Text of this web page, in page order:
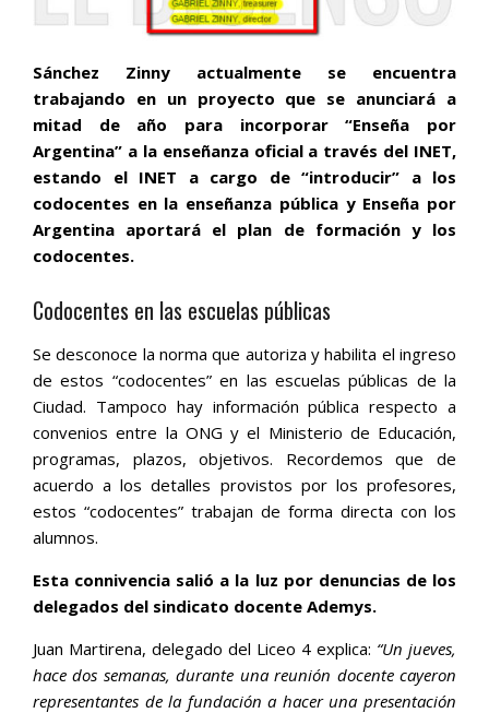
Sánchez Zinny actualmente se encuentra
trabajando en un proyecto que se anunciará a
mitad de año para incorporar “Enseña por
Argentina” a la enseñanza oficial a través del INET,
estando el INET a cargo de “introducir” a los
codocentes en la enseñanza pública y Enseña por
Argentina aportará el plan de formación y los
codocentes.
Codocentes en las escuelas públicas
Se desconoce la norma que autoriza y habilita el ingreso
de estos “codocentes” en las escuelas públicas de la
Ciudad. Tampoco hay información pública respecto a
convenios entre la ONG y el Ministerio de Educación,
programas, plazos, objetivos. Recordemos que de
acuerdo a los detalles provistos por los profesores,
estos “codocentes” trabajan de forma directa con los
alumnos.
Esta connivencia salió a la luz por denuncias de los
delegados del sindicato docente Ademys.
Juan Martirena, delegado del Liceo 4 explica: “Un jueves,
hace dos semanas, durante una reunión docente cayeron
representantes de la fundación a hacer una presentación